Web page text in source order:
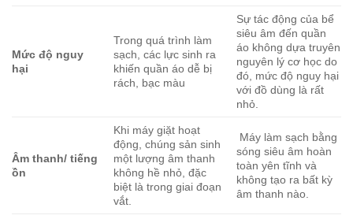
Mức độ nguy
hại
Trong quá trình làm
sạch, các lực sinh ra
khiến quần áo dễ bị
rách, bạc màu
Sự tác động của bể
siêu âm đến quần
áo không dựa truyên
nguyên lý cơ học do
đó, mức độ nguy hại
với đồ dùng là rất
nhỏ.
Âm thanh/ tiếng
ồn
Khi máy giặt hoạt
động, chúng sản sinh
một lượng âm thanh
không hề nhỏ, đặc
biệt là trong giai đoạn
vắt.
Máy làm sạch bằng
sóng siêu âm hoàn
toàn yên tĩnh và
không tạo ra bất kỳ
âm thanh nào.